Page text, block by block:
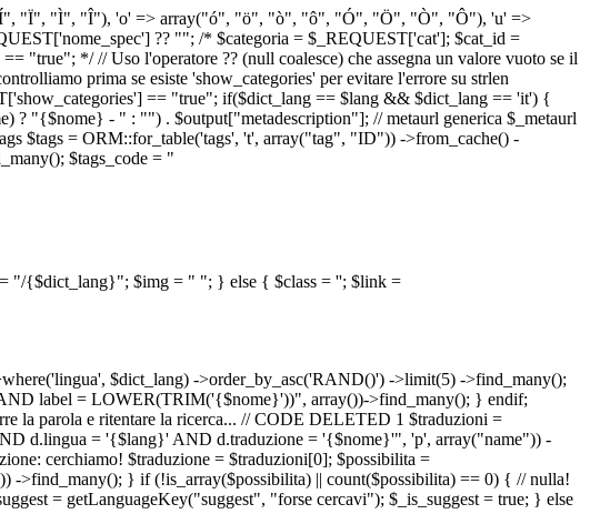
"Ï", "Ì", "Î"), 'o' => array("ó", "ö", "ò", "ô", "Ó", "Ö", "Ò", "Ô"), 'u' =>
?? ""; /* $categoria = $_REQUEST['cat']; $cat_id =
*/ // Uso l'operatore ?? (null coalesce) che assegna un valore vuoto se il
prima se esiste 'show_categories' per evitare l'errore su strlen
== "true"; if($dict_lang == $lang && $dict_lang == 'it') {
? "{$nome} - " : "") . $output["metadescription"]; // metaurl generica $_metaurl
$tags = ORM::for_table('tags', 't', array("tag", "ID")) ->from_cache() -
$tags_code = "
= "/{$dict_lang}"; $img = " "; } else { $class = ''; $link =
$dict_lang) ->order_by_asc('RAND()') ->limit(5) ->find_many();
label = LOWER(TRIM('{$nome}'))", array())->find_many(); } endif;
la parola e ritentare la ricerca... // CODE DELETED 1 $traduzioni =
d.lingua = '{$lang}' AND d.traduzione = '{$nome}'", 'p', array("name")) -
cerchiamo! $traduzione = $traduzioni[0]; $possibilita =
} if (!is_array($possibilita) || count($possibilita) == 0) { // nulla!
= getLanguageKey("suggest", "forse cercavi"); $_is_suggest = true; } else